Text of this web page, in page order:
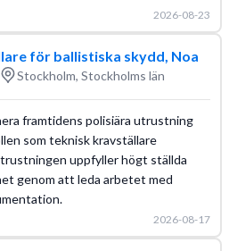
2026-08-23
för ballistiska skydd, Noa
Stockholm, Stockholms län
framtidens polisiära utrustning
som teknisk kravställare
uppfyller högt ställda
genom att leda arbetet med
2026-08-17